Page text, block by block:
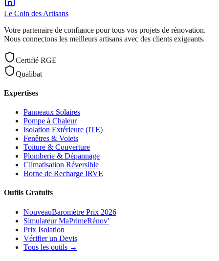
Le Coin des Artisans
Votre partenaire de confiance pour tous vos projets de rénovation.
Nous connectons les meilleurs artisans avec des clients exigeants.
Certifié RGE
Qualibat
Expertises
Panneaux Solaires
Pompe à Chaleur
Isolation Extérieure (ITE)
Fenêtres & Volets
Toiture & Couverture
Plomberie & Dépannage
Climatisation Réversible
Borne de Recharge IRVE
Outils Gratuits
NouveauBaromètre Prix 2026
Simulateur MaPrimeRénov'
Prix Isolation
Vérifier un Devis
Tous les outils →